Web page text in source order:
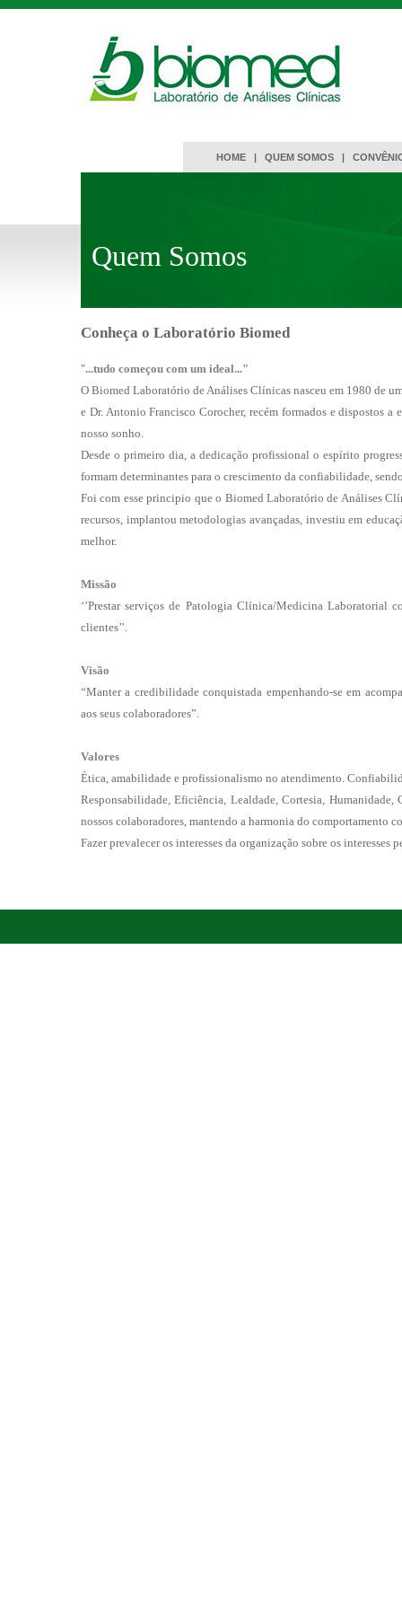
HOME | QUEM SOMOS |
Quem Somos
Conheça o Laboratório Biomed
"...tudo começou com um ideal..."
O Biomed Laboratório de Análises Clínicas nasceu em 1980 de
e Dr. Antonio Francisco Corocher, recém formados e dispostos a
nosso sonho.
Desde o primeiro dia, a dedicação profissional o espírito
formam determinantes para o crescimento da confiabilidade,
Foi com esse principio que o Biomed Laboratório de Análises
recursos, implantou metodologias avançadas, investiu em
melhor.
Missão
‘’Prestar serviços de Patologia Clínica/Medicina Laboratorial
clientes’’.
Visão
“Manter a credibilidade conquistada empenhando-se em
aos seus colaboradores”.
Valores
Ética, amabilidade e profissionalismo no atendimento.
Responsabilidade, Eficiência, Lealdade, Cortesia, Humanidade,
nossos colaboradores, mantendo a harmonia do comportamento
Fazer prevalecer os interesses da organização sobre os interesses